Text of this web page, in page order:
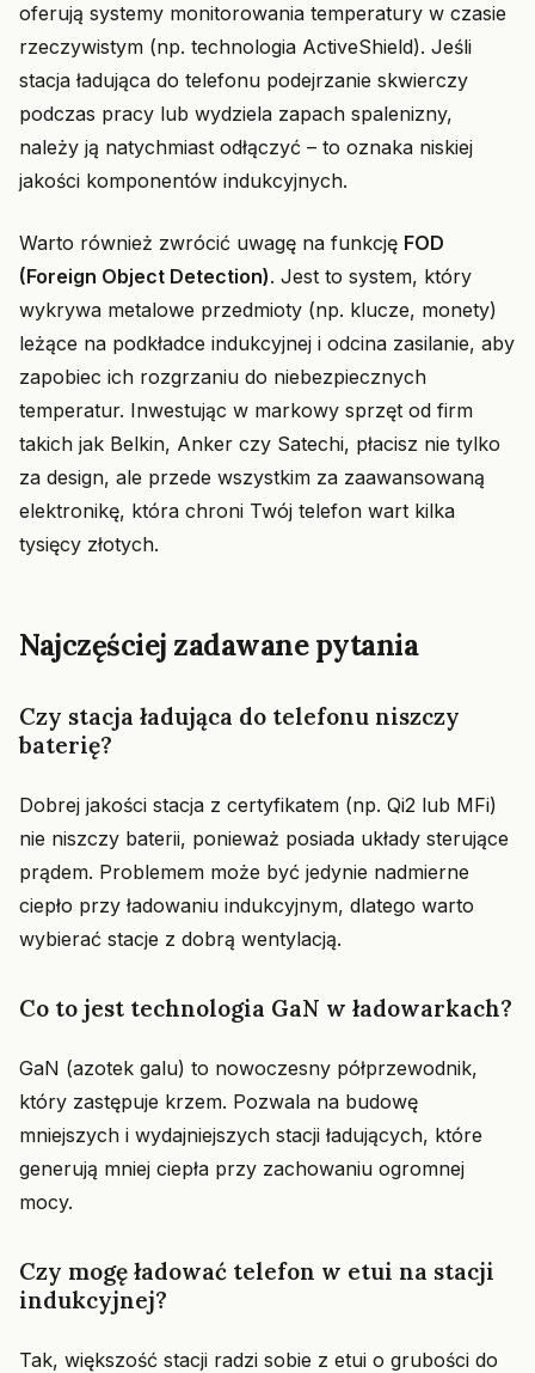
oferują systemy monitorowania temperatury w czasie
rzeczywistym (np. technologia ActiveShield). Jeśli
stacja ładująca do telefonu podejrzanie skwierczy
podczas pracy lub wydziela zapach spalenizny,
należy ją natychmiast odłączyć – to oznaka niskiej
jakości komponentów indukcyjnych.
Warto również zwrócić uwagę na funkcję FOD
(Foreign Object Detection). Jest to system, który
wykrywa metalowe przedmioty (np. klucze, monety)
leżące na podkładce indukcyjnej i odcina zasilanie, aby
zapobiec ich rozgrzaniu do niebezpiecznych
temperatur. Inwestując w markowy sprzęt od firm
takich jak Belkin, Anker czy Satechi, płacisz nie tylko
za design, ale przede wszystkim za zaawansowaną
elektronikę, która chroni Twój telefon wart kilka
tysięcy złotych.
Najczęściej zadawane pytania
Czy stacja ładująca do telefonu niszczy
baterię?
Dobrej jakości stacja z certyfikatem (np. Qi2 lub MFi)
nie niszczy baterii, ponieważ posiada układy sterujące
prądem. Problemem może być jedynie nadmierne
ciepło przy ładowaniu indukcyjnym, dlatego warto
wybierać stacje z dobrą wentylacją.
Co to jest technologia GaN w ładowarkach?
GaN (azotek galu) to nowoczesny półprzewodnik,
który zastępuje krzem. Pozwala na budowę
mniejszych i wydajniejszych stacji ładujących, które
generują mniej ciepła przy zachowaniu ogromnej
mocy.
Czy mogę ładować telefon w etui na stacji
indukcyjnej?
Tak, większość stacji radzi sobie z etui o grubości do